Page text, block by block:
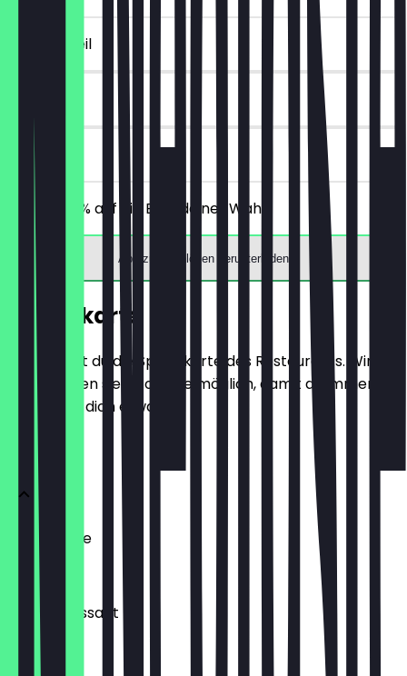
~2 € Vorteil
vor Ort
Erhalte 30% auf ein Brot deiner Wahl.
App zum Einlösen herunterladen
Speisekarte
Hier findest du die Speisekarte des Restaurants. Wir
aktualisieren sie so oft wie möglich, damit du immer
weißt, was dich erwartet.
BRÖTCHEN
Ofenfrische
0,54 €
Buttercroissant
1,80 €